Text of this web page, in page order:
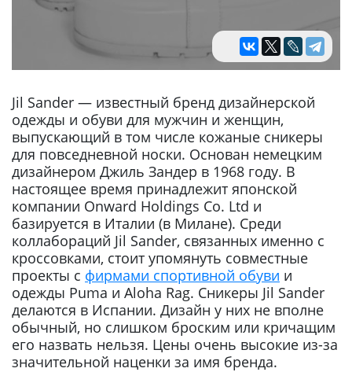
Jil Sander — известный бренд дизайнерской
одежды и обуви для мужчин и женщин,
выпускающий в том числе кожаные сникеры
для повседневной носки. Основан немецким
дизайнером Джиль Зандер в 1968 году. В
настоящее время принадлежит японской
компании Onward Holdings Co. Ltd и
базируется в Италии (в Милане). Среди
коллабораций Jil Sander, связанных именно с
кроссовками, стоит упомянуть совместные
проекты с фирмами спортивной обуви и
одежды Puma и Aloha Rag. Сникеры Jil Sander
делаются в Испании. Дизайн у них не вполне
обычный, но слишком броским или кричащим
его назвать нельзя. Цены очень высокие из-за
значительной наценки за имя бренда.